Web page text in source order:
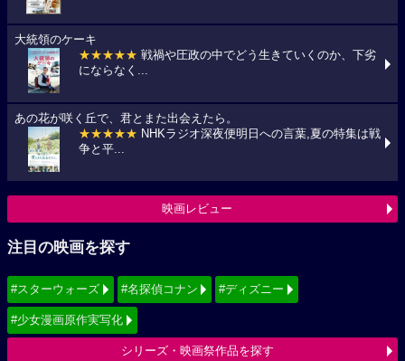
大統領のケーキ
★★★★★ 戦禍や圧政の中でどう生きていくのか、下劣
にならなく...
あの花が咲く丘で、君とまた出会えたら。
★★★★★ NHKラジオ深夜便明日への言葉,夏の特集は戦
争と平...
映画レビュー
注目の映画を探す
#スターウォーズ #名探偵コナン #ディズニー
#少女漫画原作実写化
シリーズ・映画祭作品を探す